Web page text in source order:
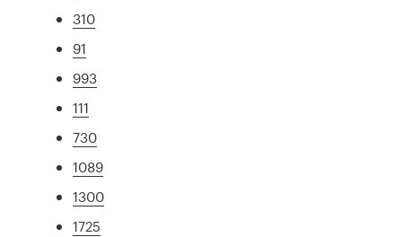
310
91
993
111
730
1089
1300
1725